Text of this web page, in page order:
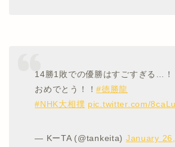
14勝1敗での優勝はすごすぎる…！
おめでとう！！#徳勝龍
#NHK大相撲 pic.twitter.com/
— KーTA (@tankeita) January